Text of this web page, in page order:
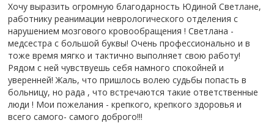
Хочу выразить огромную благодарность Юдиной Светлане,
работнику реанимации неврологического отделения с
нарушением мозгового кровообращения ! Светлана -
медсестра с большой буквы! Очень профессионально и в
тоже время мягко и тактично выполняет свою работу!
Рядом с ней чувствуешь себя намного спокойней и
уверенней! Жаль, что пришлось волею судьбы попасть в
больницу, но рада , что встречаются такие ответственные
люди ! Мои пожелания - крепкого, крепкого здоровья и
всего самого- самого доброго!!!